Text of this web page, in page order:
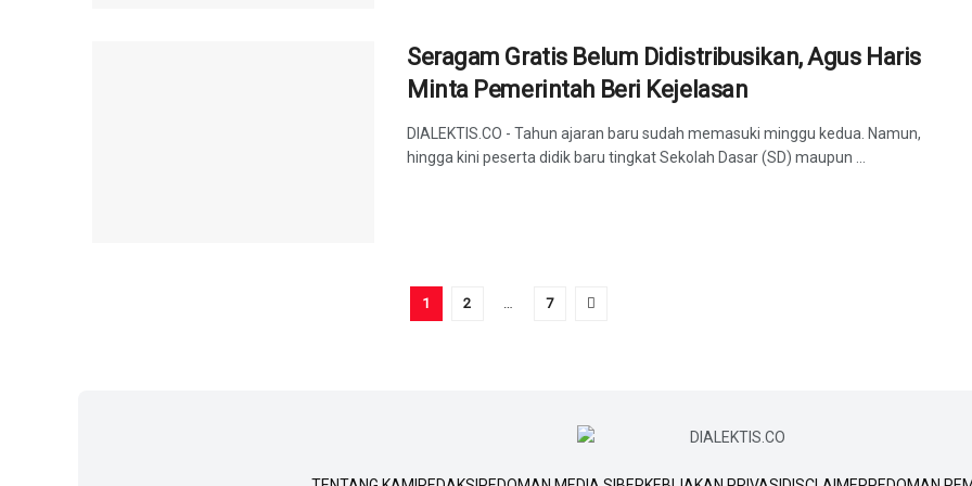
Seragam Gratis Belum Didistribusikan, Agus Haris
Minta Pemerintah Beri Kejelasan
DIALEKTIS.CO - Tahun ajaran baru sudah memasuki minggu kedua. Namun,
hingga kini peserta didik baru tingkat Sekolah Dasar (SD) maupun ...
1 2 7